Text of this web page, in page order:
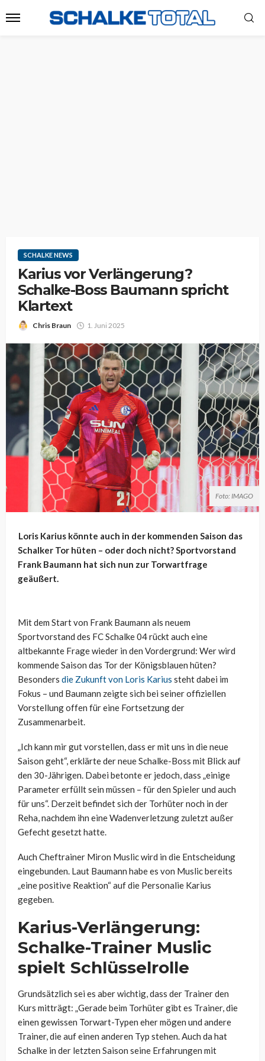
SCHALKE NEWS
Karius vor Verlängerung?
Schalke-Boss Baumann spricht
Klartext
Chris Braun 1. Juni 2025
Foto: IMAGO
Loris Karius könnte auch in der kommenden Saison das
Schalker Tor hüten – oder doch nicht? Sportvorstand
Frank Baumann hat sich nun zur Torwartfrage
geäußert.
Mit dem Start von Frank Baumann als neuem
Sportvorstand des FC Schalke 04 rückt auch eine
altbekannte Frage wieder in den Vordergrund: Wer wird
kommende Saison das Tor der Königsblauen hüten?
Besonders die Zukunft von Loris Karius steht dabei im
Fokus – und Baumann zeigte sich bei seiner offiziellen
Vorstellung offen für eine Fortsetzung der
Zusammenarbeit.
„Ich kann mir gut vorstellen, dass er mit uns in die neue
Saison geht“, erklärte der neue Schalke-Boss mit Blick auf
den 30-Jährigen. Dabei betonte er jedoch, dass „einige
Parameter erfüllt sein müssen – für den Spieler und auch
für uns“. Derzeit befindet sich der Torhüter noch in der
Reha, nachdem ihn eine Wadenverletzung zuletzt außer
Gefecht gesetzt hatte.
Auch Cheftrainer Miron Muslic wird in die Entscheidung
eingebunden. Laut Baumann habe es von Muslic bereits
„eine positive Reaktion“ auf die Personalie Karius
gegeben.
Karius-Verlängerung:
Schalke-Trainer Muslic
spielt Schlüsselrolle
Grundsätzlich sei es aber wichtig, dass der Trainer den
Kurs mitträgt: „Gerade beim Torhüter gibt es Trainer, die
einen gewissen Torwart-Typen eher mögen und andere
Trainer, die auf einen anderen Typ stehen. Auch da hat
Schalke in der letzten Saison seine Erfahrungen mit